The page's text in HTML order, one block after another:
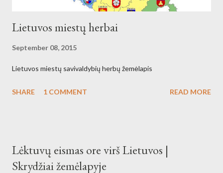
Lietuvos miestų herbai
September 08, 2015
Lietuvos miestų savivaldybių herbų žemėlapis
SHARE 1 COMMENT READ MORE
Lėktuvų eismas ore virš Lietuvos |
Skrydžiai žemėlapyje